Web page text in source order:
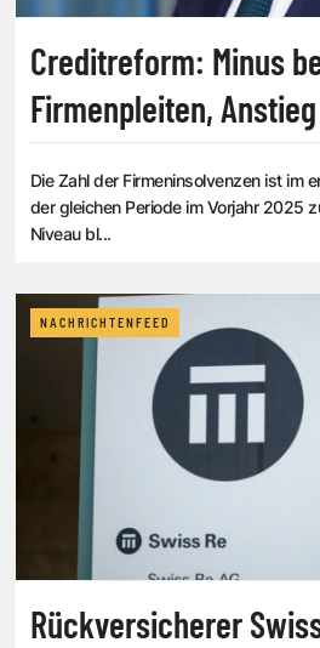
Creditreform: Minus
Firmenpleiten,
Die Zahl der Firmeninsolvenzen ist im
der gleichen Periode im Vorjahr 2025
Niveau bl...
NACHRICHTENFEED
Rückversicherer